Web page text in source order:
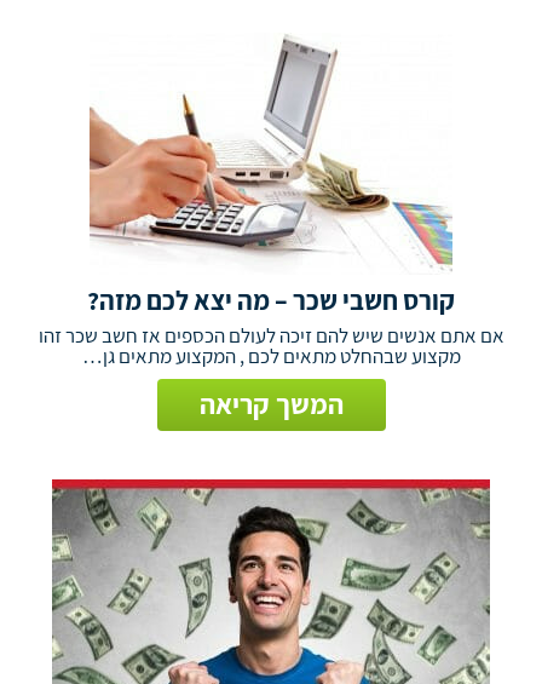
קורס חשבי שכר – מה יצא לכם מזה?
אם אתם אנשים שיש להם זיכה לעולם הכספים אז חשב שכר זהו
מקצוע שבהחלט מתאים לכם , המקצוע מתאים גן…
המשך קריאה